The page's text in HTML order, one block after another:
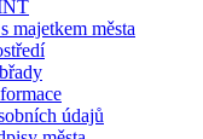
majetkem města
údajů